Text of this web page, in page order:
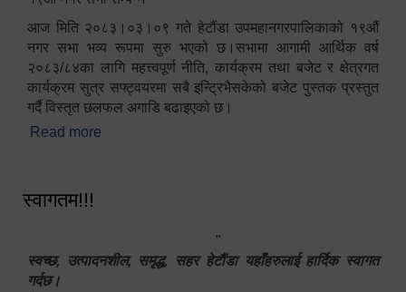
आज मिति २०८३।०३।०९ गते हेटौंडा उपमहानगरपालिकाको १९औं
नगर सभा भव्य रूपमा सुरु भएको छ।सभामा आगामी आर्थिक वर्ष
२०८३/८४का लागि महत्त्वपूर्ण नीति, कार्यक्रम तथा बजेट र क्षेत्रगत
कार्यक्रम सुत्र सफ्ट्वयरमा सबै इन्ट्रिभैसकेको बजेट पुस्तक प्रस्तुत
गर्दै विस्तृत छलफल अगाडि बढाइएको छ।
Read more
स्वागतम!!!
"
स्वच्छ, उत्पादनशील, समृद्ध, सहर हेटौंडा यहाँहरुलाई हार्दिक स्वागत
गर्दछ।